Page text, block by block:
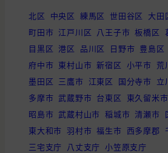
東京都
日野市
外壁と屋根
神奈川県
横浜市
外壁と屋根
東京都
町田市
外壁と屋根
神奈川県
横浜市
外壁の塗装
東京都
多摩市
外壁と屋根
北区 中央区 練馬区 世田谷区 大田
町田市 江戸川区 八王子市 板橋区
目黒区 港区 品川区 日野市 豊島区
府中市 東村山市 新宿区 小平市 荒
墨田区 三鷹市 江東区 国分寺市 立
多摩市 武蔵野市 台東区 東久留米市
昭島市 武蔵村山市 稲城市 清瀬市
東大和市 羽村市 福生市 西多摩郡
三宅支庁 八丈支庁 小笠原支庁